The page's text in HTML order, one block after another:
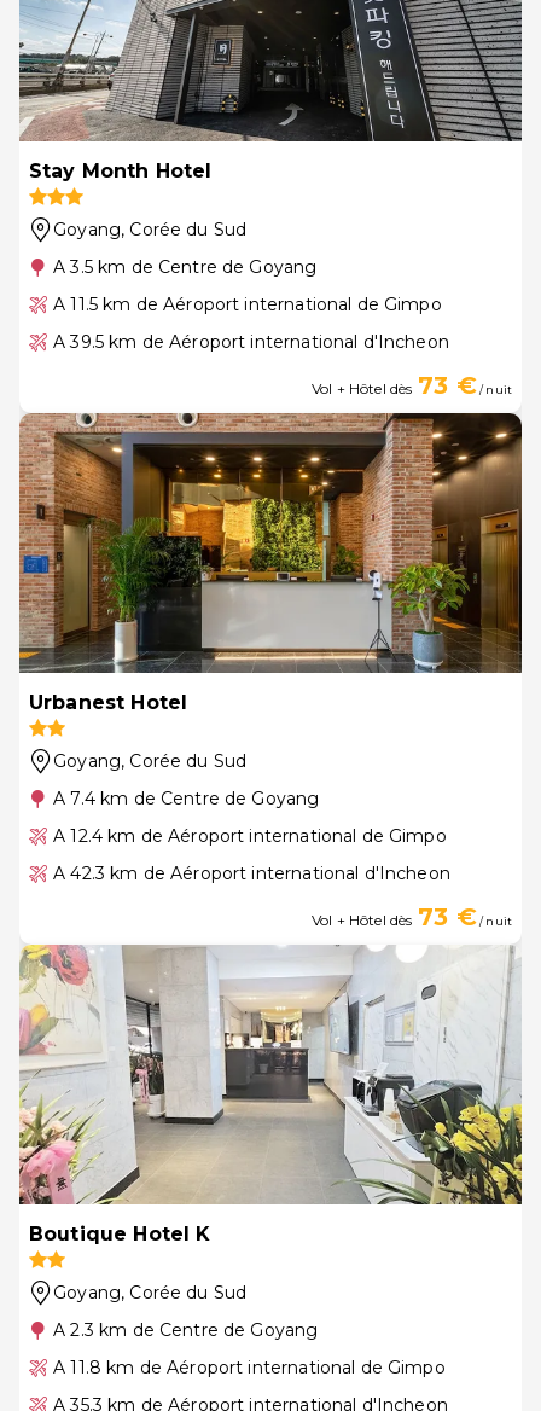
Stay Month Hotel
Goyang, Corée du Sud
A 3.5 km de Centre de Goyang
A 11.5 km de Aéroport international de Gimpo
A 39.5 km de Aéroport international d'Incheon
Vol + Hôtel dès 73 €/ nuit
Urbanest Hotel
Goyang, Corée du Sud
A 7.4 km de Centre de Goyang
A 12.4 km de Aéroport international de Gimpo
A 42.3 km de Aéroport international d'Incheon
Vol + Hôtel dès 73 €/ nuit
Boutique Hotel K
Goyang, Corée du Sud
A 2.3 km de Centre de Goyang
A 11.8 km de Aéroport international de Gimpo
A 35.3 km de Aéroport international d'Incheon